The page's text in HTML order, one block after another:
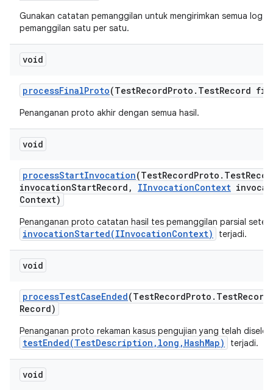
Gunakan catatan pemanggilan untuk mengirimkan semua log
pemanggilan satu per satu.
void
processFinalProto(TestRecordProto . TestRecord
Penanganan proto akhir dengan semua hasil.
void
processStartInvocation(TestRecordProto . Test
invocationStartRecord , IInvocationContext
Context)
Penanganan proto catatan hasil tes pemanggilan parsial
invocationStarted(IInvocationContext) terjadi.
void
processTestCaseEnded(TestRecordProto . Test
Record)
Penanganan proto rekaman kasus pengujian yang telah
testEnded(TestDescription,long,HashMap) terjadi.
void